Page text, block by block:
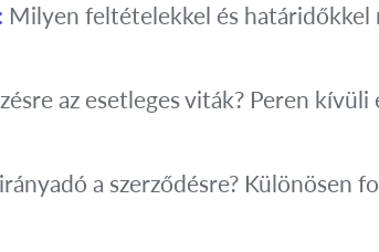
Milyen feltételekkel és határidőkkel
az esetleges viták? Peren
a szerződésre? Különösen